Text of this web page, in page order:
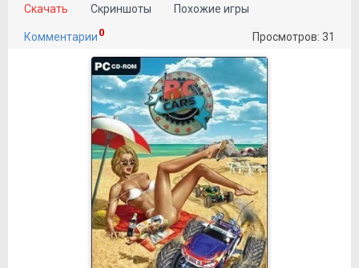
Скачать Скриншоты Похожие игры
Комментарии 0 Просмотров: 31